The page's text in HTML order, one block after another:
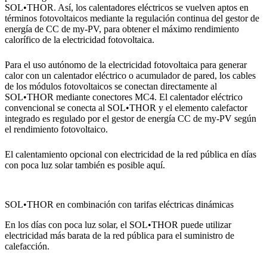
SOL•THOR. Así, los calentadores eléctricos se vuelven aptos en
términos fotovoltaicos mediante la regulación continua del gestor de
energía de CC de my-PV, para obtener el máximo rendimiento
calorífico de la electricidad fotovoltaica.
Para el uso autónomo de la electricidad fotovoltaica para generar
calor con un calentador eléctrico o acumulador de pared, los cables
de los módulos fotovoltaicos se conectan directamente al
SOL•THOR mediante conectores MC4. El calentador eléctrico
convencional se conecta al SOL•THOR y el elemento calefactor
integrado es regulado por el gestor de energía CC de my-PV según
el rendimiento fotovoltaico.
El calentamiento opcional con electricidad de la red pública en días
con poca luz solar también es posible aquí.
SOL•THOR en combinación con tarifas eléctricas dinámicas
En los días con poca luz solar, el SOL•THOR puede utilizar
electricidad más barata de la red pública para el suministro de
calefacción.